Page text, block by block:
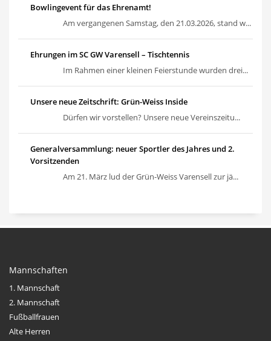
Bowlingevent für das Ehrenamt!
Am vergangenen Samstag, den 21.03.2026, stand w...
Ehrungen im SC GW Varensell – Tischtennis
Im Rahmen einer kleinen Feierstunde wurden drei...
Unsere neue Zeitschrift: Grün-Weiss Inside
Dürfen wir vorstellen? Unsere neue Vereinszeitu...
Generalversammlung: neuer Sportler des Jahres und 2.
Vorsitzenden
Am 21. März lud der Grün-Weiss Varensell zur jä...
Mannschaften
1. Mannschaft
2. Mannschaft
Fußballfrauen
Alte Herren